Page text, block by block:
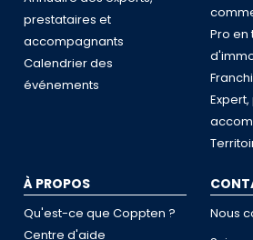
prestataires et
accompagnants
Calendrier des
événements
Pro en
À PROPOS
Qu'est-ce que Coppten ?
Centre d'aide
Nous